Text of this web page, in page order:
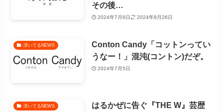
その後…
2024年7月8日 2024年8月26日
浮いてるNEWS
Conton Candy「コットンってい
うなー！」混沌(コントン)だぞ。
2024年7月5日
浮いてるNEWS
はるかぜに告ぐ『THE W』芸歴